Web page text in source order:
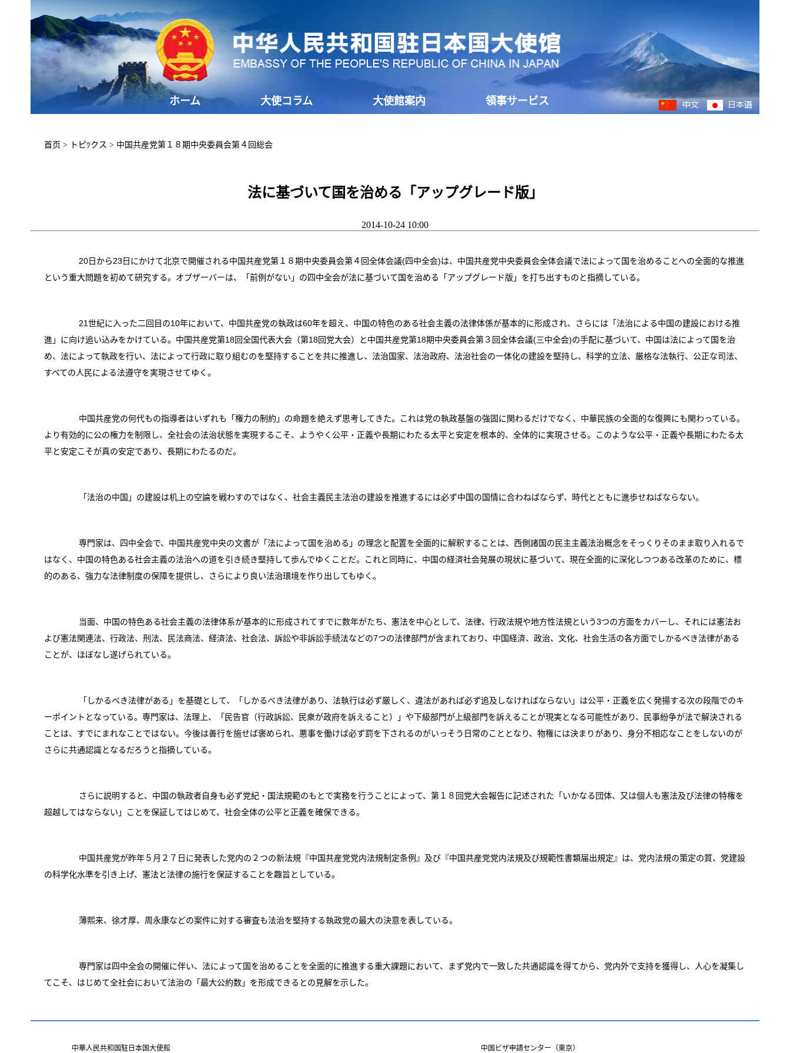
ホーム 大使コラム 大使館案内 領事サービス
首页 > トピﾂクス > 中国共産党第１８期中央委員会第４回総会
法に基づいて国を治める「アップグレード版」
2014-10-24 10:00
20日から23日にかけて北京で開催される中国共産党第１８期中央委員会第４回全体会議(四中全会)は、中国共産党中央委員会全体会議で法によって国を治めることへの全面的な推進
という重大問題を初めて研究する。オブザーバーは、「前例がない」の四中全会が法に基づいて国を治める「アップグレード版」を打ち出すものと指摘している。
21世紀に入った二回目の10年において、中国共産党の執政は60年を超え、中国の特色のある社会主義の法律体係が基本的に形成され、さらには「法治による中国の建設における推
進」に向け追い込みをかけている。中国共産党第18回全国代表大会（第18回党大会）と中国共産党第18期中央委員会第３回全体会議(三中全会)の手配に基づいて、中国は法によって国を治
め、法によって執政を行い、法によって行政に取り組むのを堅持することを共に推進し、法治国家、法治政府、法治社会の一体化の建設を堅持し、科学的立法、厳格な法執行、公正な司法、
すべての人民による法遵守を実現させてゆく。
中国共産党の何代もの指導者はいずれも「権力の制約」の命題を絶えず思考してきた。これは党の執政基盤の強固に関わるだけでなく、中華民族の全面的な復興にも関わっている。
より有効的に公の権力を制限し、全社会の法治状態を実現するこそ、ようやく公平・正義や長期にわたる太平と安定を根本的、全体的に実現させる。このような公平・正義や長期にわたる太
平と安定こそが真の安定であり、長期にわたるのだ。
「法治の中国」の建設は机上の空論を戦わすのではなく、社会主義民主法治の建設を推進するには必ず中国の国情に合わねばならず、時代とともに進歩せねばならない。
専門家は、四中全会で、中国共産党中央の文書が「法によって国を治める」の理念と配置を全面的に解釈することは、西側諸国の民主主義法治概念をそっくりそのまま取り入れるで
はなく、中国の特色ある社会主義の法治への道を引き続き堅持して歩んでゆくことだ。これと同時に、中国の経済社会発展の現状に基づいて、現在全面的に深化しつつある改革のために、標
的のある、強力な法律制度の保障を提供し、さらにより良い法治環境を作り出してもゆく。
当面、中国の特色ある社会主義の法律体系が基本的に形成されてすでに数年がたち、憲法を中心として、法律、行政法規や地方性法規という3つの方面をカバーし、それには憲法お
よび憲法関連法、行政法、刑法、民法商法、経済法、社会法、訴訟や非訴訟手続法などの7つの法律部門が含まれており、中国経済、政治、文化、社会生活の各方面でしかるべき法律がある
ことが、ほぼなし遂げられている。
「しかるべき法律がある」を基礎として、「しかるべき法律があり、法執行は必ず厳しく、違法があれば必ず追及しなければならない」は公平・正義を広く発揚する次の段階でのキ
ーポイントとなっている。専門家は、法理上、「民告官（行政訴訟、民衆が政府を訴えること）」や下級部門が上級部門を訴えることが現実となる可能性があり、民事紛争が法で解決される
ことは、すでにまれなことではない。今後は善行を施せば褒められ、悪事を働けば必ず罰を下されるのがいっそう日常のこととなり、物権には決まりがあり、身分不相応なことをしないのが
さらに共通認識となるだろうと指摘している。
さらに説明すると、中国の執政者自身も必ず党紀・国法規範のもとで実務を行うことによって、第１８回党大会報告に記述された「いかなる団体、又は個人も憲法及び法律の特権を
超越してはならない」ことを保証してはじめて、社会全体の公平と正義を確保できる。
中国共産党が昨年５月２７日に発表した党内の２つの新法規『中国共産党党内法規制定条例』及び『中国共産党党内法規及び規範性書類届出規定』は、党内法規の策定の質、党建設
の科学化水準を引き上げ、憲法と法律の施行を保証することを趣旨としている。
薄熙来、徐才厚、周永康などの案件に対する審査も法治を堅持する執政党の最大の決意を表している。
専門家は四中全会の開催に伴い、法によって国を治めることを全面的に推進する重大課題において、まず党内で一致した共通認識を得てから、党内外で支持を獲得し、人心を凝集し
てこそ、はじめて全社会において法治の「最大公約数」を形成できるとの見解を示した。
中華人民共和国駐日本国大使館 中国ビザ申請センター（東京）